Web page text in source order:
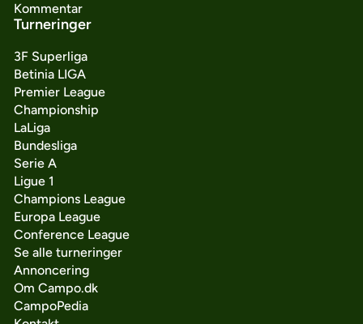
Kommentar
Turneringer
3F Superliga
Betinia LIGA
Premier League
Championship
LaLiga
Bundesliga
Serie A
Ligue 1
Champions League
Europa League
Conference League
Se alle turneringer
Annoncering
Om Campo.dk
CampoPedia